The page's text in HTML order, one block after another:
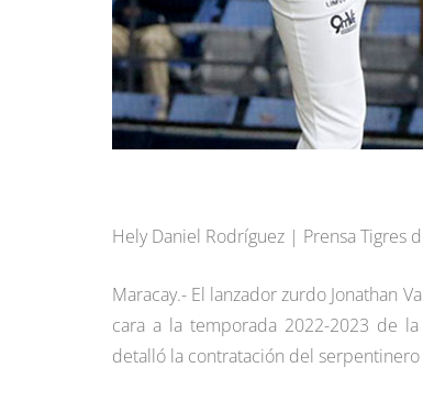
Hely Daniel Rodríguez | Prensa Tigres
Maracay.- El lanzador zurdo Jonathan
cara a la temporada 2022-2023 de
detalló la contratación del